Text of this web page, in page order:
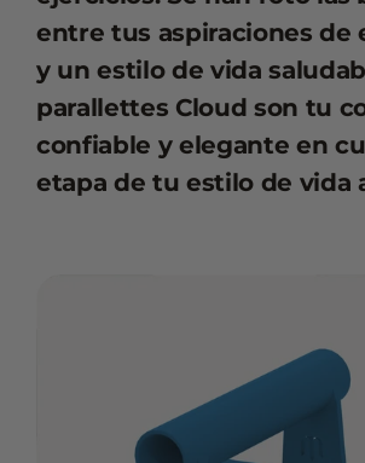
entre tus aspiraciones de
y un estilo de vida
parallettes Cloud son tu
confiable y elegante en
etapa de tu estilo de vida